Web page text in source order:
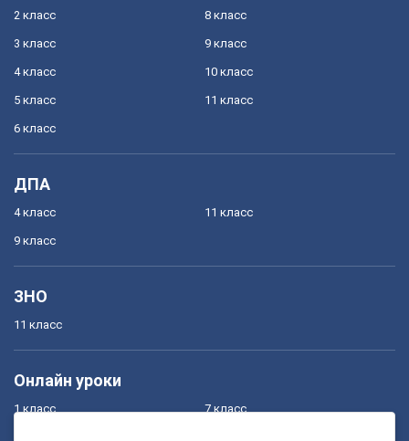
2 класс
3 класс
4 класс
5 класс
6 класс
8 класс
9 класс
10 класс
11 класс
ДПА
4 класс
9 класс
11 класс
ЗНО
11 класс
Онлайн уроки
1 класс 7 класс